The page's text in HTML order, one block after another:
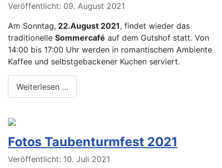
Veröffentlicht: 09. August 2021
Am Sonntag, 22.August 2021, findet wieder das
traditionelle Sommercafé auf dem Gutshof statt. Von
14:00 bis 17:00 Uhr werden in romantischem Ambiente
Kaffee und selbstgebackener Kuchen serviert.
Weiterlesen …
Fotos Taubenturmfest 2021
Veröffentlicht: 10. Juli 2021